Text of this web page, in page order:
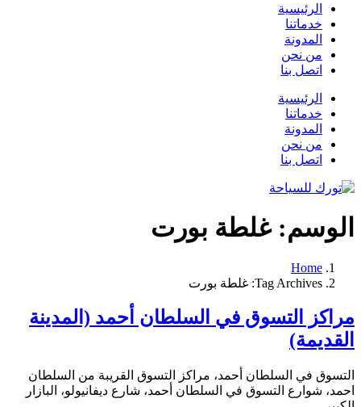
الرئيسية
خدماتنا
المدونة
من نحن
اتصل بنا
الرئيسية
خدماتنا
المدونة
من نحن
اتصل بنا
الوسم:غلطة بورت
Home
Tag Archives: غلطة بورت
مراكز التسوق في السلطان أحمد (المدينة
القديمة)
التسوق في السلطان أحمد، مراكز التسوق القريبة من السلطان
احمد، شوارع التسوق في السلطان أحمد، شارع ديفانيولو، البازار